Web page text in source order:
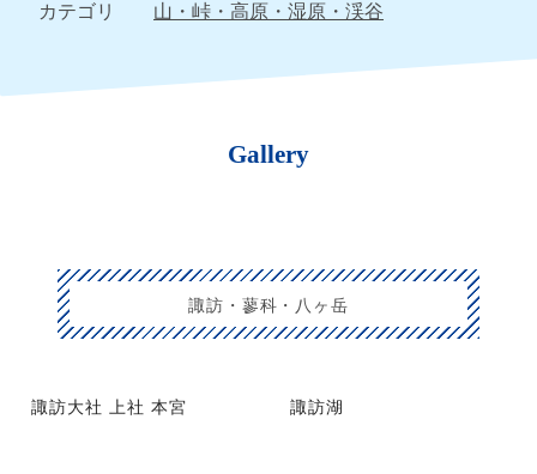
カテゴリ 山・峠・高原・湿原・渓谷
Gallery
諏訪・蓼科・八ヶ岳
諏訪大社 上社 本宮 諏訪湖